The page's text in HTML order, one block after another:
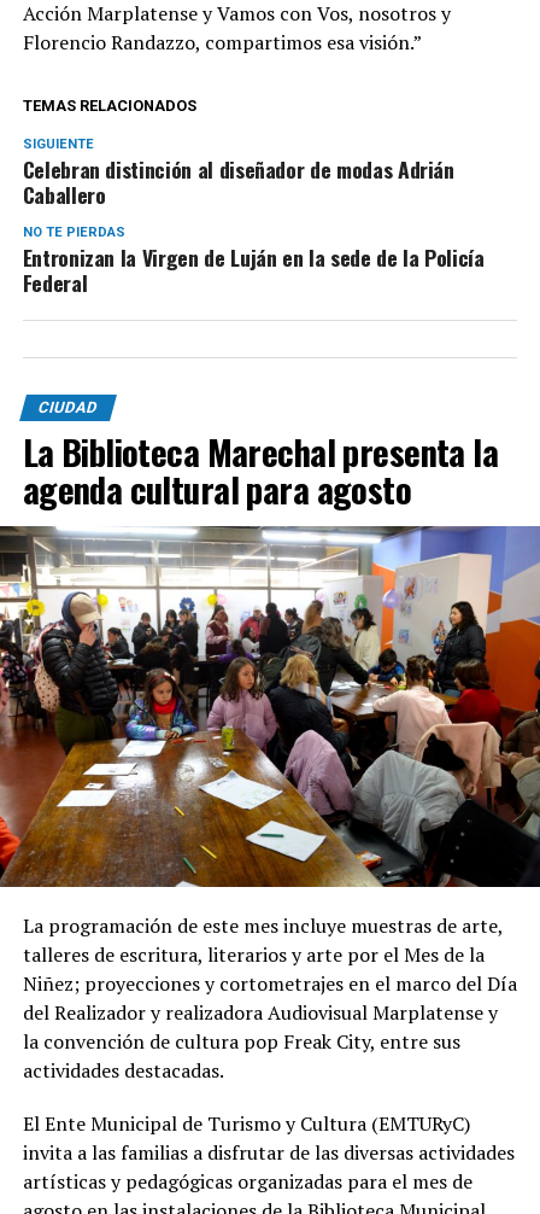
Acción Marplatense y Vamos con Vos, nosotros y
Florencio Randazzo, compartimos esa visión.”
TEMAS RELACIONADOS
SIGUIENTE
Celebran distinción al diseñador de modas Adrián
Caballero
NO TE PIERDAS
Entronizan la Virgen de Luján en la sede de la Policía
Federal
CIUDAD
La Biblioteca Marechal presenta la
agenda cultural para agosto
La programación de este mes incluye muestras de arte,
talleres de escritura, literarios y arte por el Mes de la
Niñez; proyecciones y cortometrajes en el marco del Día
del Realizador y realizadora Audiovisual Marplatense y
la convención de cultura pop Freak City, entre sus
actividades destacadas.
El Ente Municipal de Turismo y Cultura (EMTURyC)
invita a las familias a disfrutar de las diversas actividades
artísticas y pedagógicas organizadas para el mes de